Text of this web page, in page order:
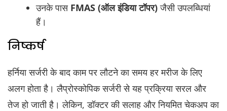
उनके पास FMAS (ऑल इंडिया टॉपर)जैसी उपलब्धियां
हैं।
निष्कर्ष
हर्निया सर्जरी के बाद काम पर लौटने का समय हर मरीज के लिए
अलग होता है। लैप्रोस्कोपिक सर्जरी से यह प्रक्रिया सरल और
तेज हो जाती है। लेकिन, डॉक्टर की सलाह और नियमित चेकअप का